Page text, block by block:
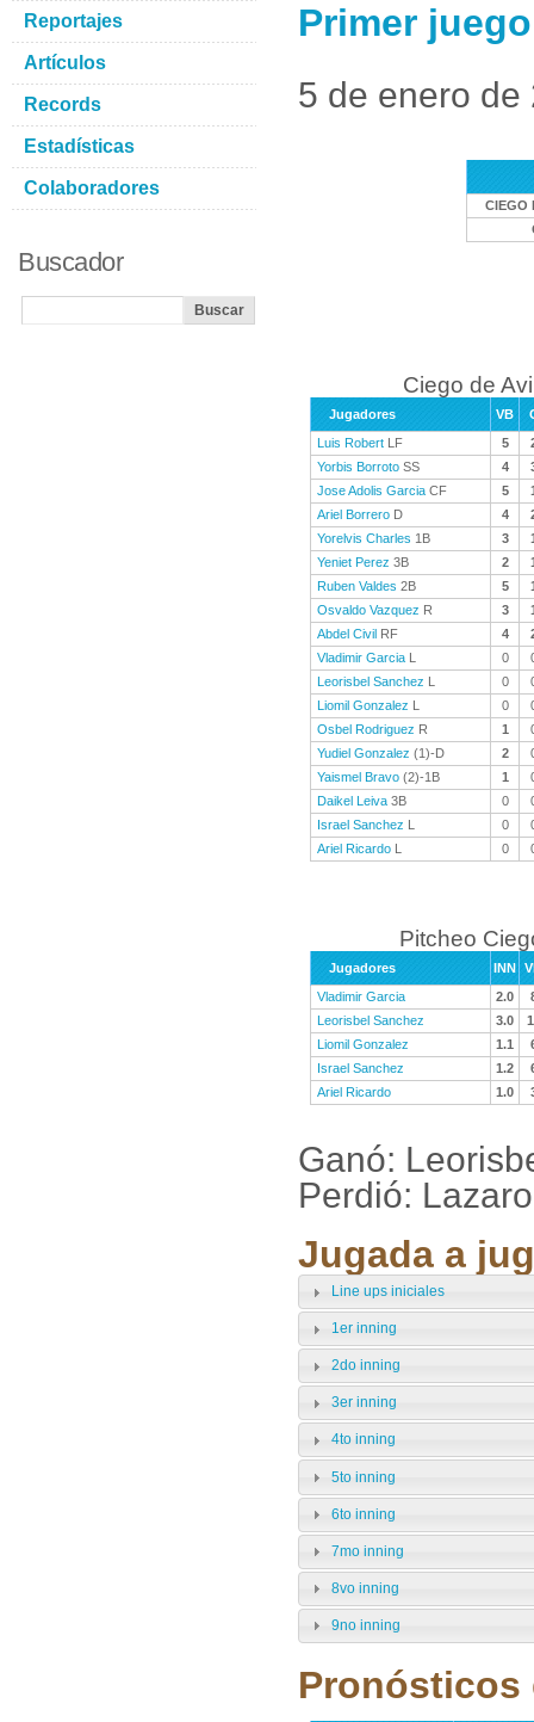
Primer
5 de enero de
CIEGO
Ciego de
Jugadores VB
Luis Robert LF 5
Yorbis Borroto SS 4
Jose Adolis Garcia CF 5
Ariel Borrero D 4
Yorelvis Charles 1B 3
Yeniet Perez 3B 2
Ruben Valdes 2B 5
Osvaldo Vazquez R 3
Abdel Civil RF 4
Vladimir Garcia L 0
Leorisbel Sanchez L 0
Liomil Gonzalez L 0
Osbel Rodriguez R 1
Yudiel Gonzalez (1)-D 2
Yaismel Bravo (2)-1B 1
Daikel Leiva 3B 0
Israel Sanchez L 0
Ariel Ricardo L 0
Pitcheo
Jugadores INN
Vladimir Garcia
2.0
Leorisbel Sanchez
3.0
Liomil Gonzalez
1.1
Israel Sanchez
1.2
Ariel Ricardo
1.0
Ganó:
Perdió:
Jugada a
Line ups iniciales
1er inning
2do inning
3er inning
4to inning
5to inning
6to inning
7mo inning
8vo inning
9no inning
Pronósticos
Reportajes
Artículos
Records
Estadísticas
Colaboradores
Buscador